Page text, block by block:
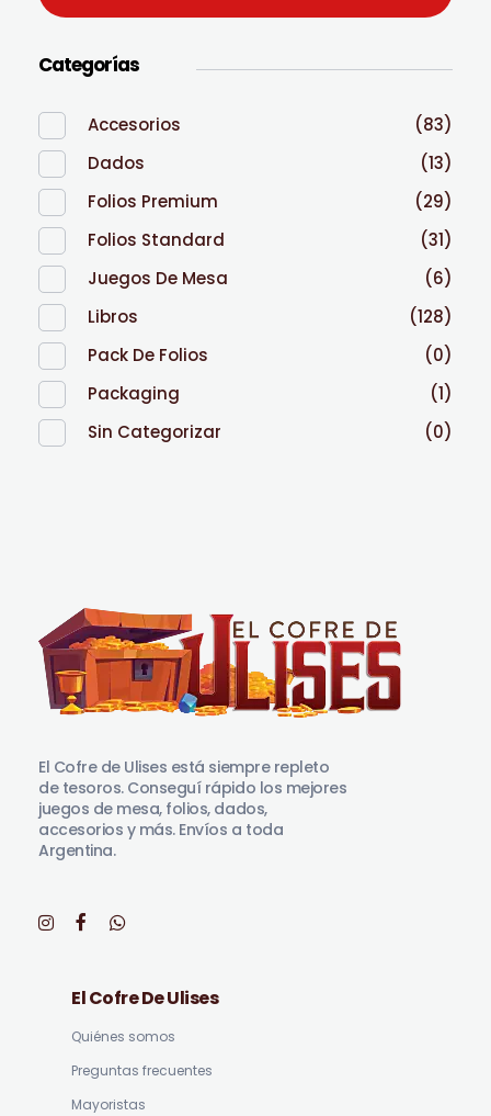
Categorías
Accesorios
(83)
Dados
(13)
Folios Premium
(29)
Folios Standard
(31)
Juegos De Mesa
(6)
Libros
(128)
Pack De Folios
(0)
Packaging
(1)
Sin Categorizar
(0)
El Cofre de Ulises está siempre repleto
de tesoros. Conseguí rápido los mejores
juegos de mesa, folios, dados,
accesorios y más. Envíos a toda
Argentina.
El Cofre De Ulises
Quiénes somos
Preguntas frecuentes
Mayoristas